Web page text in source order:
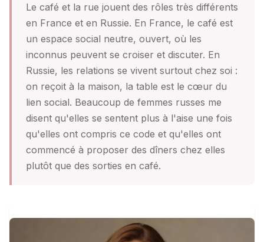
Le café et la rue jouent des rôles très différents
en France et en Russie. En France, le café est
un espace social neutre, ouvert, où les
inconnus peuvent se croiser et discuter. En
Russie, les relations se vivent surtout chez soi :
on reçoit à la maison, la table est le cœur du
lien social. Beaucoup de femmes russes me
disent qu'elles se sentent plus à l'aise une fois
qu'elles ont compris ce code et qu'elles ont
commencé à proposer des dîners chez elles
plutôt que des sorties en café.